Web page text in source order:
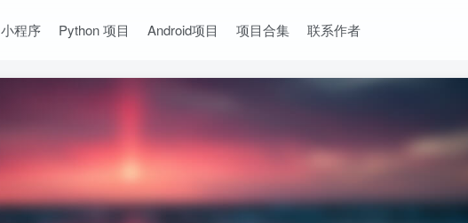
小程序 Python 项目 Android项目 项目合集 联系作者